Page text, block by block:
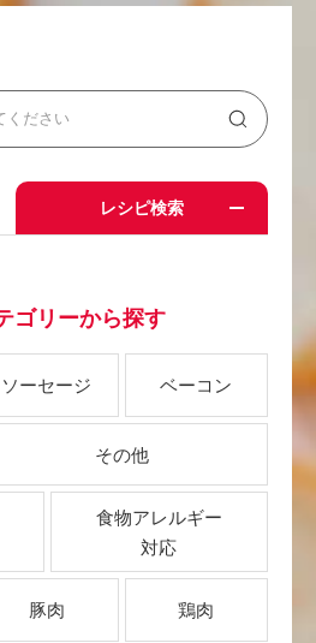
レシピ検索
ゴリーから探す
ソーセージ ベーコン
その他
食物アレルギー
対応
豚肉 鶏肉